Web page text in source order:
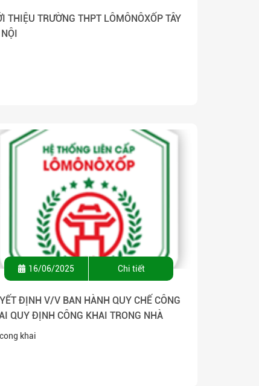
THIỆU TRƯỜNG THPT LÔMÔNÔXỐP TÂY
16/06/2025 Chi tiết
ĐỊNH V/V BAN HÀNH QUY CHẾ CÔNG
QUY ĐỊNH CÔNG KHAI TRONG NHÀ
NĂM HỌC 2025 – 2026
khai